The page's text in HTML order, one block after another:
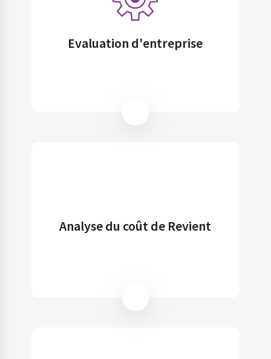
Evaluation d'entreprise
Analyse du coût de Revient